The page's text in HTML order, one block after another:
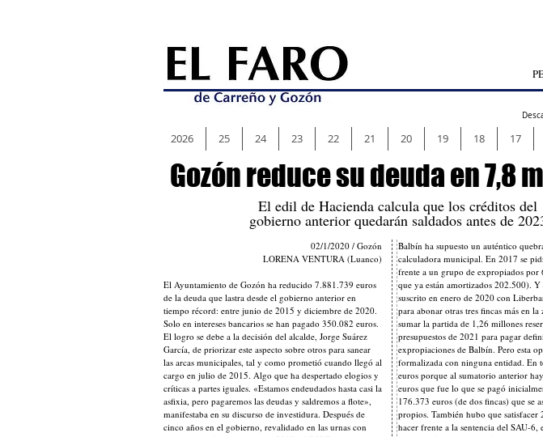
Gozón reduce su deuda en 7,8
El edil de Hacienda calcula que los créditos del
gobierno anterior quedarán saldados antes de
02/1/2020 / Gozón
LORENA VENTURA (Luanco)
El Ayuntamiento de Gozón ha reducido 7.881.739 euros
de la deuda que lastra desde el gobierno anterior en
tiempo récord: entre junio de 2015 y diciembre de 2020.
Solo en intereses bancarios se han pagado 350.082 euros.
El logro se debe a la decisión del alcalde, Jorge Suárez
García, de priorizar este aspecto sobre otros para sanear
las arcas municipales, tal y como prometió cuando llegó al
cargo en julio de 2015. Algo que ha despertado elogios y
críticas a partes iguales. «Estamos endeudados hasta casi la
asfixia, pero pagaremos las deudas y saldremos a flote»,
manifestaba en su discurso de investidura. Después de
cinco años en el gobierno, revalidado en las urnas con
Balbín ha supuesto un auténtico
calculadora municipal. En 2017 se
frente a un grupo de expropiados por
que ya están amortizados 202.500).
suscrito en enero de 2020 con
para abonar otras tres fincas más en
sumar la partida de 1,26 millones
presupuestos de 2021 para pagar
expropiaciones de Balbín. Pero esta
formalizada con ninguna entidad. En
euros porque al sumatorio anterior
euros que fue lo que se pagó
176.373 euros (de dos fincas) que se
propios. También hubo que satisfacer
hacer frente a la sentencia del SAU-6,
2026 25 24 23 22 21 20 19 18 17